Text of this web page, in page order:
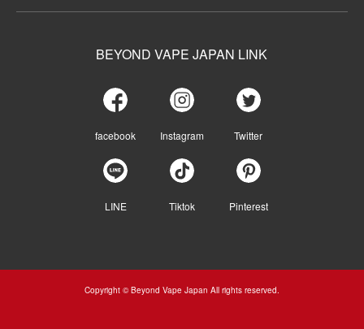
BEYOND VAPE JAPAN LINK
facebook Instagram Twitter
LINE Tiktok Pinterest
Copyright © Beyond Vape Japan All rights reserved.